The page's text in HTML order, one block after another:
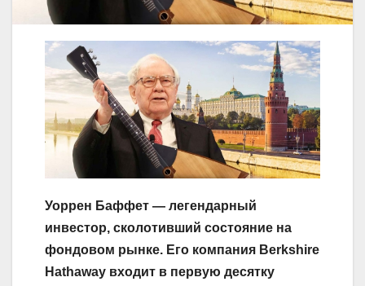
Уоррен Баффет — легендарный
инвестор, сколотивший состояние на
фондовом рынке. Его компания Berkshire
Hathaway входит в первую десятку